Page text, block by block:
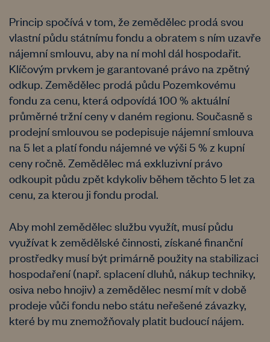
Princip spočívá v tom, že zemědělec prodá svou
vlastní půdu státnímu fondu a obratem s ním uzavře
nájemní smlouvu, aby na ní mohl dál hospodařit.
Klíčovým prvkem je garantované právo na zpětný
odkup. Zemědělec prodá půdu Pozemkovému
fondu za cenu, která odpovídá 100 % aktuální
průměrné tržní ceny v daném regionu. Současně s
prodejní smlouvou se podepisuje nájemní smlouva
na 5 let a platí fondu nájemné ve výši 5 % z kupní
ceny ročně. Zemědělec má exkluzivní právo
odkoupit půdu zpět kdykoliv během těchto 5 let za
cenu, za kterou ji fondu prodal.
Aby mohl zemědělec službu využít, musí půdu
využívat k zemědělské činnosti, získané finanční
prostředky musí být primárně použity na stabilizaci
hospodaření (např. splacení dluhů, nákup techniky,
osiva nebo hnojiv) a zemědělec nesmí mít v době
prodeje vůči fondu nebo státu neřešené závazky,
které by mu znemožňovaly platit budoucí nájem.